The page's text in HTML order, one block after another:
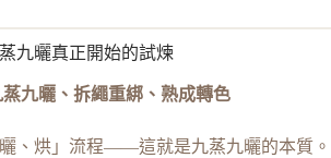
九曬真正開始的試煉
九曬、拆繩重綁、熟成轉色
、烘」流程——這就是九蒸九曬的本質。